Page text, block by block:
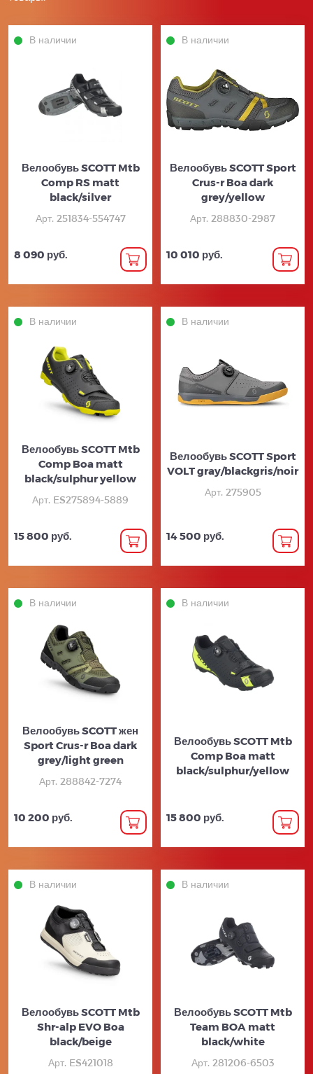
В наличии
Велообувь SCOTT Mtb
Comp RS matt
black/silver
Арт. 251834-554747
8 090 руб.
В наличии
Велообувь SCOTT Sport
Crus-r Boa dark
grey/yellow
Арт. 288830-2987
10 010 руб.
В наличии
Велообувь SCOTT Mtb
Comp Boa matt
black/sulphur yellow
Арт. ES275894-5889
15 800 руб.
В наличии
Велообувь SCOTT Sport
VOLT gray/blackgris/noir
Арт. 275905
14 500 руб.
В наличии
Велообувь SCOTT жен
Sport Crus-r Boa dark
grey/light green
Арт. 288842-7274
10 200 руб.
В наличии
Велообувь SCOTT Mtb
Comp Boa matt
black/sulphur/yellow
15 800 руб.
В наличии
Велообувь SCOTT Mtb
Shr-alp EVO Boa
black/beige
Арт. ES421018
В наличии
Велообувь SCOTT Mtb
Team BOA matt
black/white
Арт. 281206-6503